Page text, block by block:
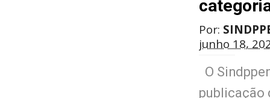
Por:
junho 18,
O
publicação